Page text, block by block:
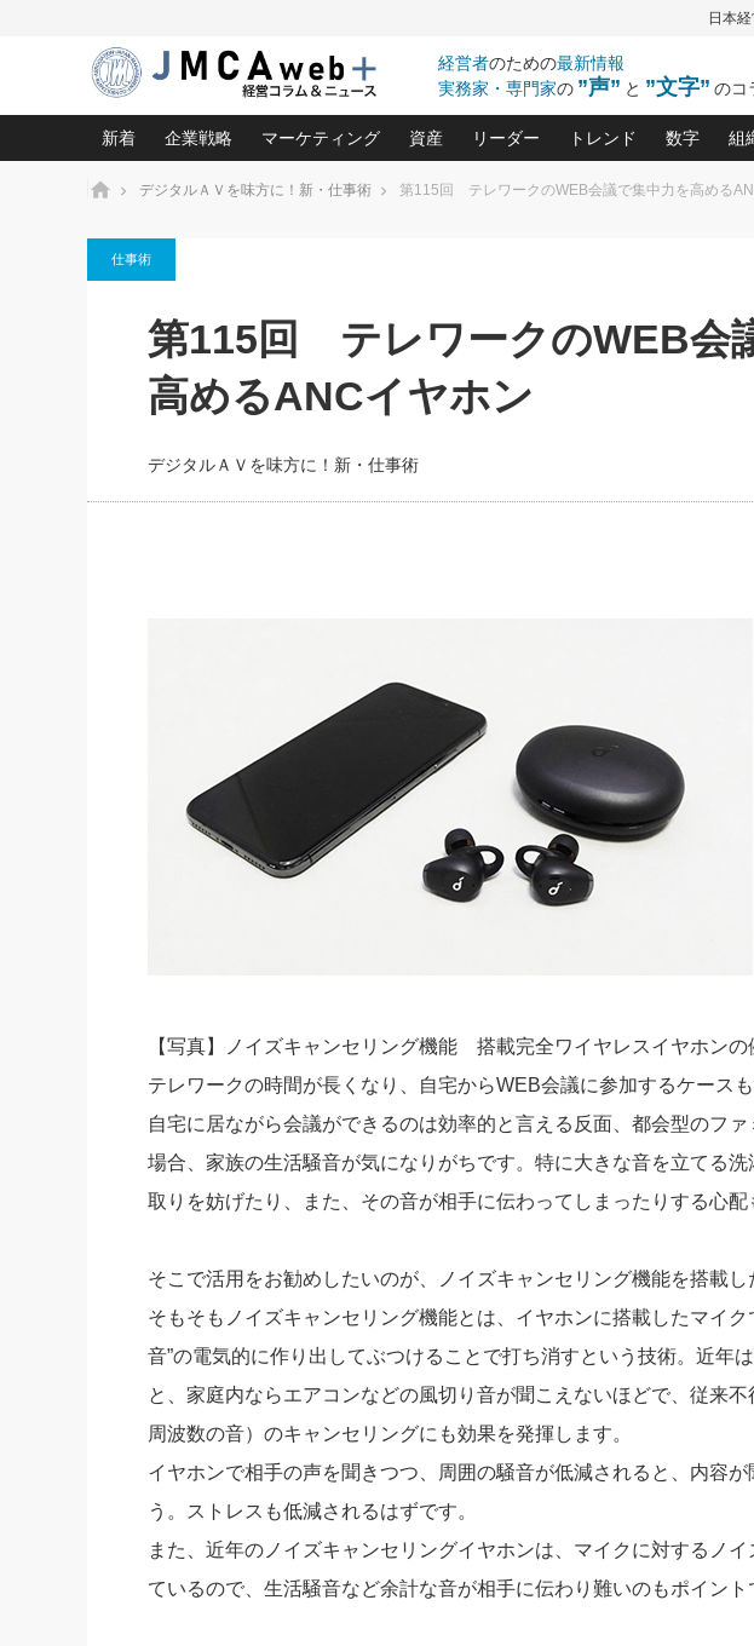
日本
経営者のための最新情報
実務家・専門家の ”声” と ”文字” のコ
新着
相談15：銀行がやたらと固定金
利を勧めてきます！やはり固定
がよいのでしょうか！
2026.08.7
う間にグローバル成長企業に」
FOOD & LIFE COMPANIES
朝礼・会議での「社長
日号）
企業戦略
中小企業の「１位づくり」戦略(96)
利益を最大化する「業務改善」横田尚哉氏(5)
強い会社を築く ビジネス・クリニック(240)
日本レーザー「人を大切にしながら利益を上げる経営」の極意
(3)
武器としてのM&A入門(3)
社長のための“儲かる通販”戦略視点(151)
継続経営 百話百行(85)
マーケティング
ロングセラーの玉手箱(9)
大復活＆快進撃！ユニバーサルスタジオジャパンの成功要因と
は(5)
資産
中国経済の最新動向(204)
事業承継の前に、決めておきたい、知って
きたいコト(12)
会社と社長のための資産管理講座(95)
リーダー
ピョートル・F・グジバチの『経営
指導者たる者かくあるべし(635)
朝礼・会議での「社長の３分間ス
楠木建の「経営知になる考え方」
次もあなたにお願いしたいと思わ
トレンド
北村森の「今月のヒッ
数字
おカネ
会社を守
強い決算
決算書の
組
ホーム デジタルＡＶを味方に！新・仕事術 第115回 テレワークのWEB会議で集中力を高める
仕事術
第115回 テレワークのWEB会
高めるANCイヤホン
デジタルＡＶを味方に！新・仕事術
【写真】ノイズキャンセリング機能 搭載完全ワイヤレスイヤホン
テレワークの時間が長くなり、自宅からWEB会議に参加するケース
自宅に居ながら会議ができるのは効率的と言える反面、都会型のフ
場合、家族の生活騒音が気になりがちです。特に大きな音を立てる
取りを妨げたり、また、その音が相手に伝わってしまったりする心配
そこで活用をお勧めしたいのが、ノイズキャンセリング機能を搭載し
そもそもノイズキャンセリング機能とは、イヤホンに搭載したマイク
音”の電気的に作り出してぶつけることで打ち消すという技術。近年
と、家庭内ならエアコンなどの風切り音が聞こえないほどで、従来
周波数の音）のキャンセリングにも効果を発揮します。
イヤホンで相手の声を聞きつつ、周囲の騒音が低減されると、内容
う。ストレスも低減されるはずです。
また、近年のノイズキャンセリングイヤホンは、マイクに対するノ
ているので、生活騒音など余計な音が相手に伝わり難いのもポイント